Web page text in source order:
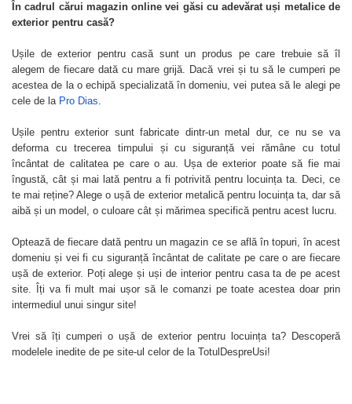
În cadrul cărui magazin online vei găsi cu adevărat uși metalice de
exterior pentru casă?
Ușile de exterior pentru casă sunt un produs pe care trebuie să îl
alegem de fiecare dată cu mare grijă. Dacă vrei și tu să le cumperi pe
acestea de la o echipă specializată în domeniu, vei putea să le alegi pe
cele de la Pro Dias.
Ușile pentru exterior sunt fabricate dintr-un metal dur, ce nu se va
deforma cu trecerea timpului și cu siguranță vei rămâne cu totul
încântat de calitatea pe care o au. Ușa de exterior poate să fie mai
îngustă, cât și mai lată pentru a fi potrivită pentru locuința ta. Deci, ce
te mai reține? Alege o ușă de exterior metalică pentru locuința ta, dar să
aibă și un model, o culoare cât și mărimea specifică pentru acest lucru.
Optează de fiecare dată pentru un magazin ce se află în topuri, în acest
domeniu și vei fi cu siguranță încântat de calitate pe care o are fiecare
ușă de exterior. Poți alege și uși de interior pentru casa ta de pe acest
site. Îți va fi mult mai ușor să le comanzi pe toate acestea doar prin
intermediul unui singur site!
Vrei să îți cumperi o ușă de exterior pentru locuința ta? Descoperă
modelele inedite de pe site-ul celor de la TotulDespreUsi!